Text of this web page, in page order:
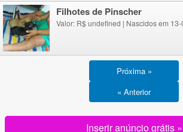
Filhotes de Pinscher
Valor: R$ undefined | Nascidos em
Próxima »
« Anterior
Inserir anúncio grátis »